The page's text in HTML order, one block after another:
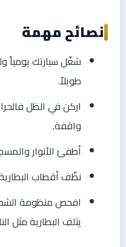
نصائح مهمة
شغّل سيارتك يومياً
طويلاً.
اركن في الظل
واقفة.
أطفئ الأنوار
نظّف أقطاب
افحص منظومة
يتلف البطارية مثل